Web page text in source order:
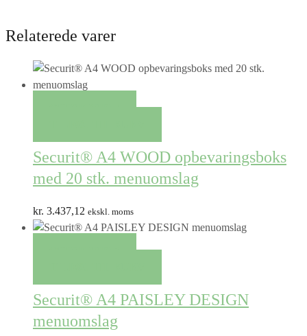
Relaterede varer
Securit® A4 WOOD opbevaringsboks
med 20 stk. menuomslag
kr. 3.437,12 ekskl. moms
Securit® A4 PAISLEY DESIGN
menuomslag